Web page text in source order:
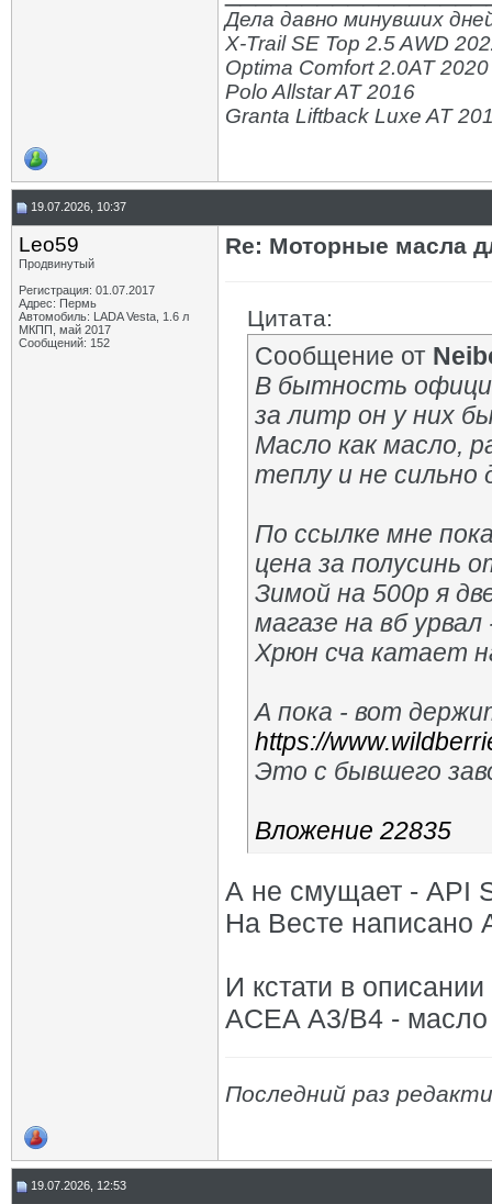
Дела давно минувших
X-Trail SE Top 2.5 AWD
Optima Comfort 2.0AT 2020
Polo Allstar AT 2016
Granta Liftback Luxe AT
19.07.2026, 10:37
Leo59
Продвинутый
Регистрация: 01.07.2017
Адрес: Пермь
Автомобиль: LADA Vesta, 1.6 л
МКПП, май 2017
Сообщений: 152
Re: Моторные масла
Цитата:
Сообщение от
В бытность
за литр он у них
Масло как масло,
теплу и не сильно
По ссылке мне
цена за полусинь
Зимой на 500р я
магазе на вб урвал
Хрюн сча катает
А пока - вот
https://
Это с бывшего
Вложение 22835
А не смущает - API
На Весте написано
И кстати в
ACEA А3/В4 - масло
Последний раз
19.07.2026, 12:53